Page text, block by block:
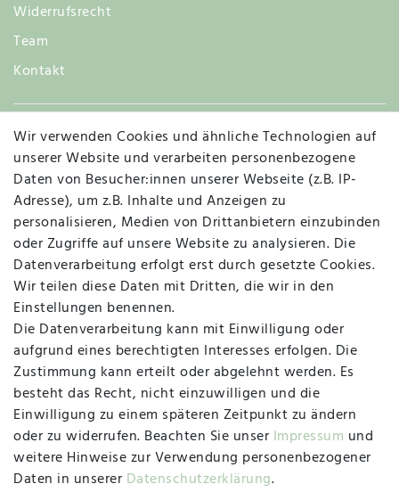
Widerrufsrecht
Team
Kontakt
Widerruf
Vertrag widerrufen Kontakt
MAPALI VOR ORT
Herzogstraße 10
47533 Kleve
Montag, Dienstag, Donnerstag, Freitag
09:00 Uhr bis 13:00 Uhr
Mittwoch
09:00 Uhr bis 12:00 Uhr
Wir verwenden Cookies und ähnliche Technologien auf
unserer Website und verarbeiten personenbezogene
Daten von Besucher:innen unserer Webseite (z.B. IP-
Adresse), um z.B. Inhalte und Anzeigen zu
personalisieren, Medien von Drittanbietern einzubinden
oder Zugriffe auf unsere Website zu analysieren. Die
Datenverarbeitung erfolgt erst durch gesetzte Cookies.
Wir teilen diese Daten mit Dritten, die wir in den
Einstellungen benennen.
Die Datenverarbeitung kann mit Einwilligung oder
aufgrund eines berechtigten Interesses erfolgen. Die
Zustimmung kann erteilt oder abgelehnt werden. Es
besteht das Recht, nicht einzuwilligen und die
Einwilligung zu einem späteren Zeitpunkt zu ändern
oder zu widerrufen. Beachten Sie unser Impressum und
weitere Hinweise zur Verwendung personenbezogener
Daten in unserer Daten­schutz­erklärung.